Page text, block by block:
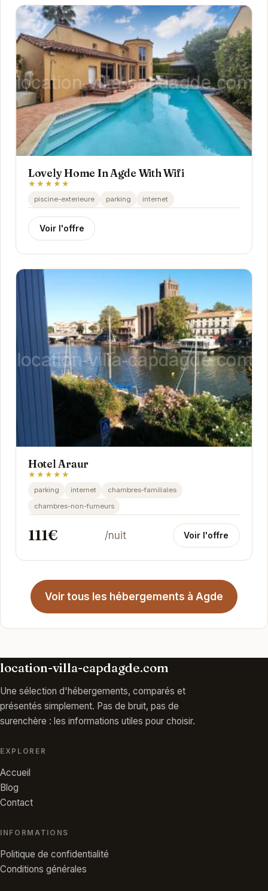
Lovely Home In Agde With Wifi
★★★★★
piscine-exterieure parking internet
Voir l'offre
Hotel Araur
★★★★★
parking internet
chambres-familiales
chambres-non-fumeurs
111€ /nuit Voir l'offre
Voir tous les hébergements à Agde
location-villa-capdagde.com
Une sélection d'hébergements, comparés et
présentés simplement. Pas de bruit, pas de
surenchère : les informations utiles pour choisir.
EXPLORER
Accueil
Blog
Contact
INFORMATIONS
Politique de confidentialité
Conditions générales